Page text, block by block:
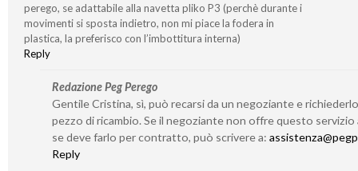
perego, se adattabile alla navetta pliko P3 (perchè durante i
movimenti si sposta indietro, non mi piace la fodera in
plastica, la preferisco con l’imbottitura interna)
Reply
Redazione Peg Perego
Gentile Cristina, sì, può recarsi da un negoziante e
pezzo di ricambio. Se il negoziante non offre questo servizio
se deve farlo per contratto, può scrivere a:
Reply